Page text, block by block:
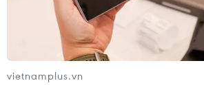
13/10/2021 05:56
Việt Nam được đánh giá là thành
trò chủ động, đóng góp hiệu quả
vietnamplus.vn